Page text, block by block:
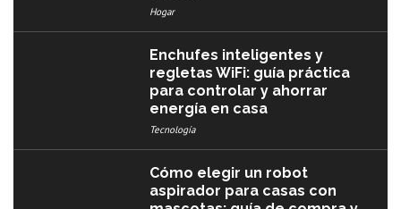
Hogar
Enchufes inteligentes y
regletas WiFi: guía práctica
para controlar y ahorrar
energía en casa
Tecnología
Cómo elegir un robot
aspirador para casas con